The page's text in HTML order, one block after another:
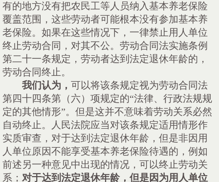
有的地方没有把农民工等人员纳入基本养老保险
覆盖范围，这些劳动者可能根本没有参加基本养
老保险。如果在这些情况下，一律禁止用人单位
终止劳动合同，对其不公。劳动合同法实施条例
第二十一条规定，劳动者达到法定退休年龄的，
劳动合同终止。
我们认为， 可以将该条规定视为劳动合同法
第四十四条第（六）项规定的“法律、行政法规规
定的其他情形”。但是这并不意味着劳动关系必然
自动终止。人民法院应当对该条规定适用情形作
实质审查，对于达到法定退休年龄，但是非因用
人单位原因不能享受基本养老保险待遇的，例如
前述另一种意见中出现的情况，可以终止劳动关
系； 对于达到法定退休年龄，但是因为用人单位